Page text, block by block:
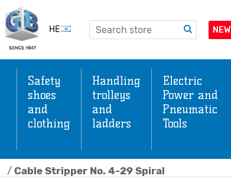
HE NEW
Safety
shoes
and
clothing
Handling
trolleys
and
ladders
Electric
Power and
Pneumatic
Tools
/ Cable Stripper No. 4-29 Spiral